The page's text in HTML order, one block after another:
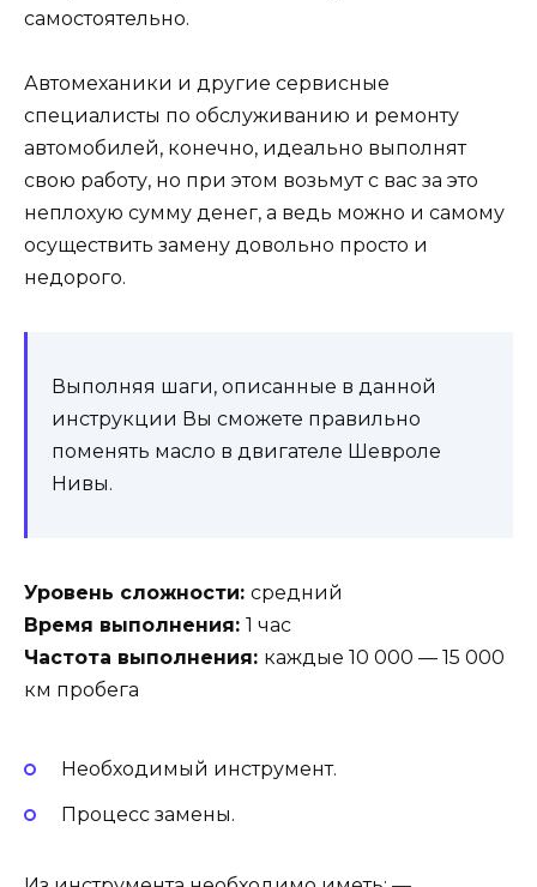
самостоятельно.
Автомеханики и другие сервисные
специалисты по обслуживанию и ремонту
автомобилей, конечно, идеально выполнят
свою работу, но при этом возьмут с вас за это
неплохую сумму денег, а ведь можно и самому
осуществить замену довольно просто и
недорого.
Выполняя шаги, описанные в данной
инструкции Вы сможете правильно
поменять масло в двигателе Шевроле
Нивы.
Уровень сложности: средний
Время выполнения: 1 час
Частота выполнения: каждые 10 000 — 15 000
км пробега
Необходимый инструмент.
Процесс замены.